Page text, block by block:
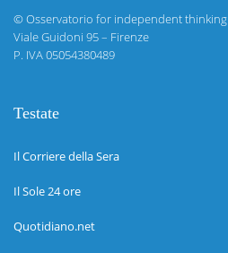
©Osservatorio for independent thinking
Viale Guidoni 95 – Firenze
P. IVA 05054380489
Testate
Il Corriere della Sera
Il Sole 24 ore
Quotidiano.net